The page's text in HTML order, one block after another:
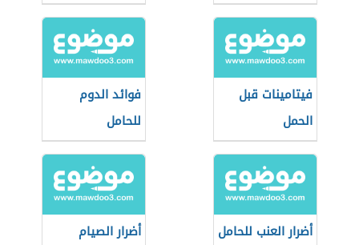
فيتامينات قبل
الحمل
فوائد الدوم
للحامل
أضرار العنب للحامل
أضرار الصيام